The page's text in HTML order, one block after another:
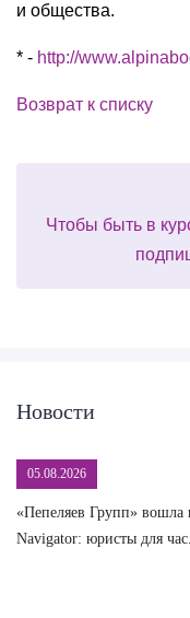
и общества.
* - http://
Возврат к списку
Чтобы быть в
Новости
05.08.2026
«Пепеляев Групп» вошла
Navigator: юристы для